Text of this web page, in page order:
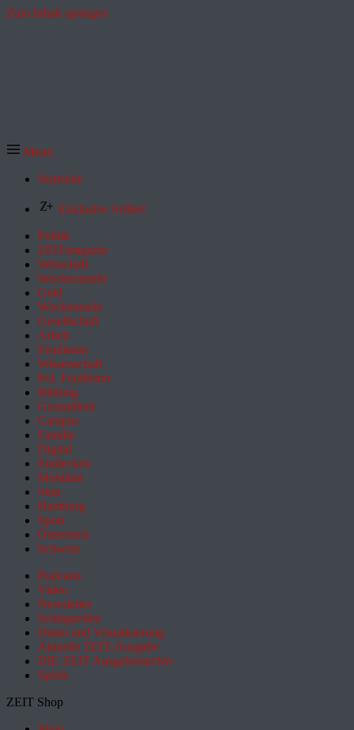
Zum Inhalt springen
Menü
Startseite
Exklusive Artikel
Politik
ZEITmagazin
Wirtschaft
Wochenmarkt
Geld
Wochenende
Gesellschaft
Arbeit
Feuilleton
Wissenschaft
Pol. Feuilleton
Bildung
Gesundheit
Campus
Familie
Digital
Entdecken
Mobilität
Sinn
Hamburg
Sport
Österreich
Schweiz
Podcasts
Video
Newsletter
Schlagzeilen
Daten und Visualisierung
Aktuelle ZEIT-Ausgabe
DIE ZEIT Ausgabenarchiv
Spiele
ZEIT Shop